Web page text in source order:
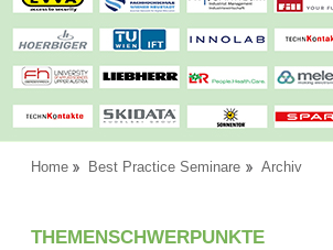
Home Best Practice Seminare Archiv
THEMENSCHWERPUNKTE